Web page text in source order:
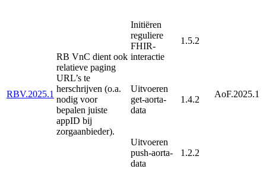
RBV.2025.1
RB VnC dient ook
relatieve paging
URL’s te
herschrijven (o.a.
nodig voor
bepalen juiste
appID bij
zorgaanbieder).
Initiëren
reguliere
FHIR-
interactie
1.5.2
AoF.2025.1
Uitvoeren
get-aorta-
data
1.4.2
Uitvoeren
push-aorta-
data
1.2.2